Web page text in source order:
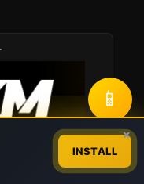
📱
INSTALL
×